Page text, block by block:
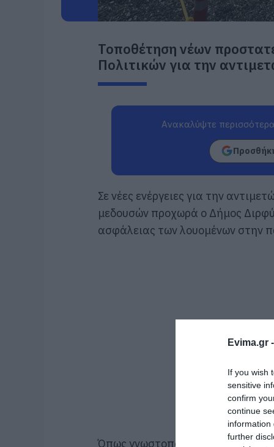
Evima.gr -
If you wish
sensitive
confirm
continue
information
further
Τοποθέτηση νέων
Πολιτικών για την
Ανακαλύψτε
Σε νέες ενέργειες για την
μεδουσών προχωρά ο Δήμος
ασφάλειας των λουομένων στην
Όπως γνωστοποιήθηκε,